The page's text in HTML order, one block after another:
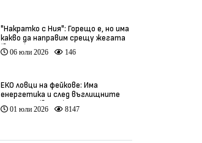
"Накратко с Ния": Горещо е, но има
какво да направим срещу жегата
(видео)
06 юли 2026 146
ЕКО ловци на фейкове: Има
енергетика и след въглищните
централи (видео)
01 юли 2026 8147